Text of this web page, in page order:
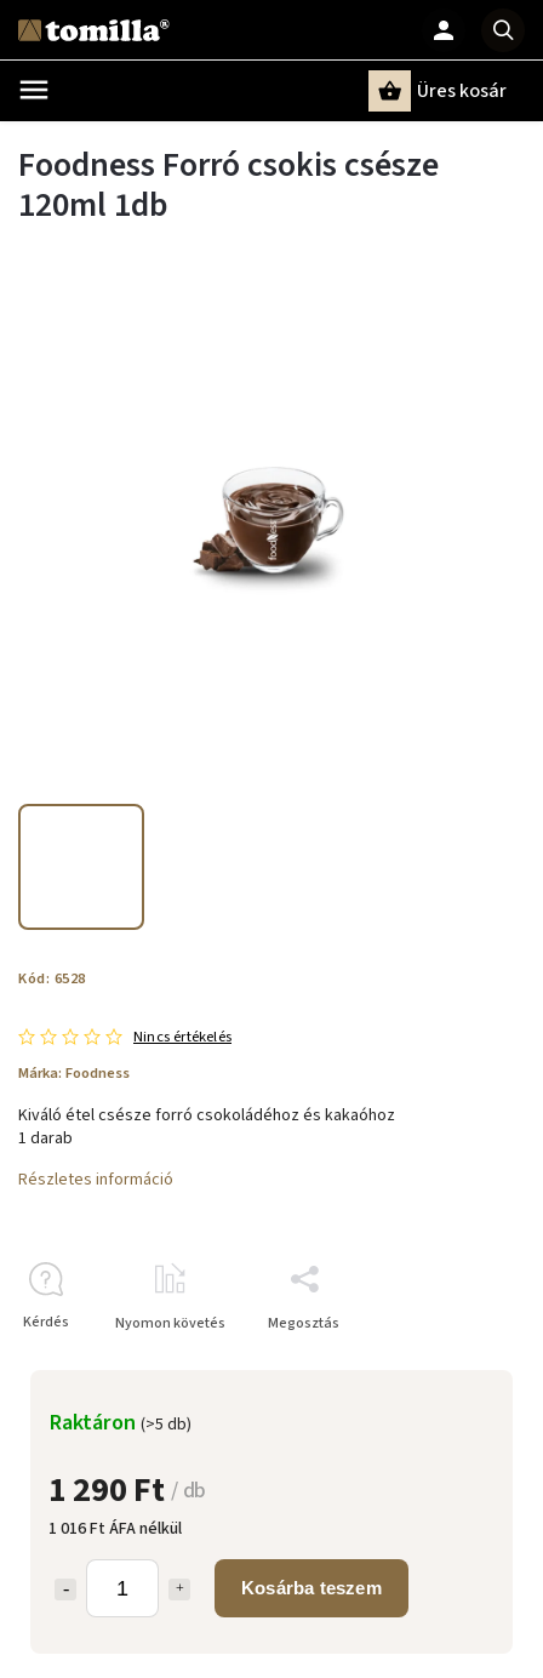
Üres kosár
Foodness Forró csokis csésze
120ml 1db
Kód: 6528
Nincs értékelés
Márka: Foodness
1 290 Ft/ db
1 016 Ft ÁFA nélkül
Kosárba teszem
Raktáron (>5 db)
Kiváló étel csésze forró csokoládéhoz és kakaóhoz
1 darab
Részletes információ
Kérdés Nyomon követés Megosztás